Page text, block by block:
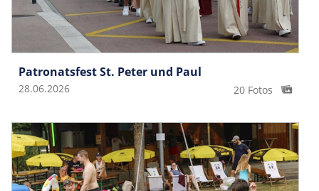
Patronatsfest St. Peter und Paul
28.06.2026 20 Fotos